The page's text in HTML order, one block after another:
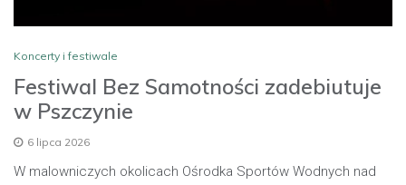
Koncerty i festiwale
Festiwal Bez Samotności zadebiutuje
w Pszczynie
6 lipca 2026
W malowniczych okolicach Ośrodka Sportów Wodnych nad